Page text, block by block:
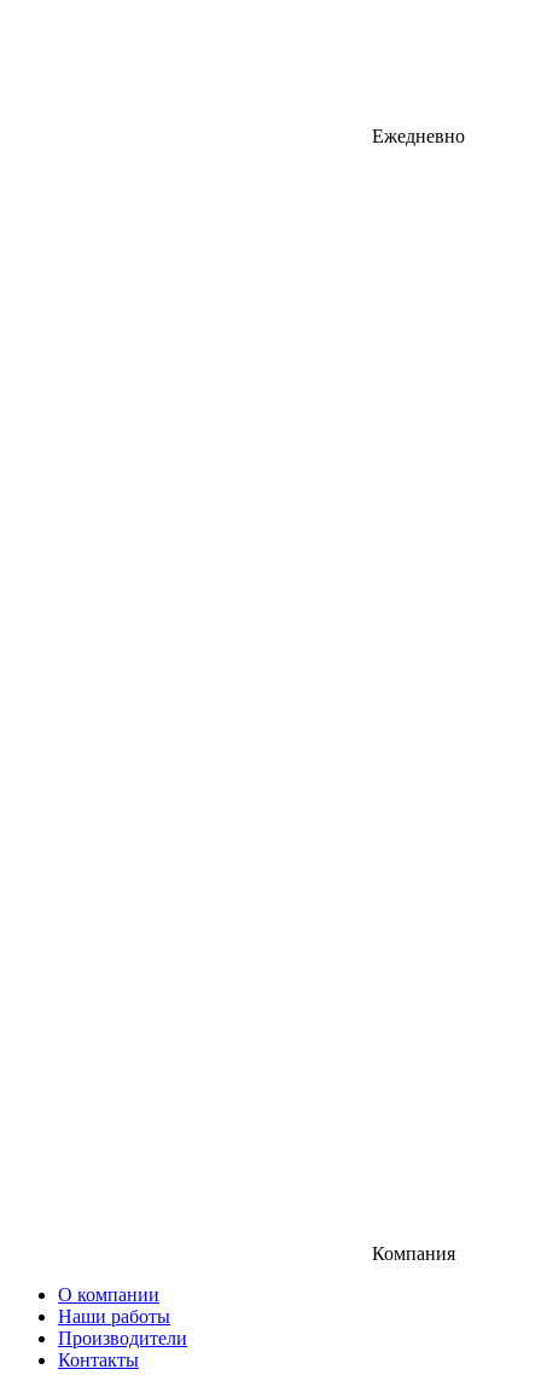
Ежедневно
Компания
О компании
Наши работы
Производители
Контакты